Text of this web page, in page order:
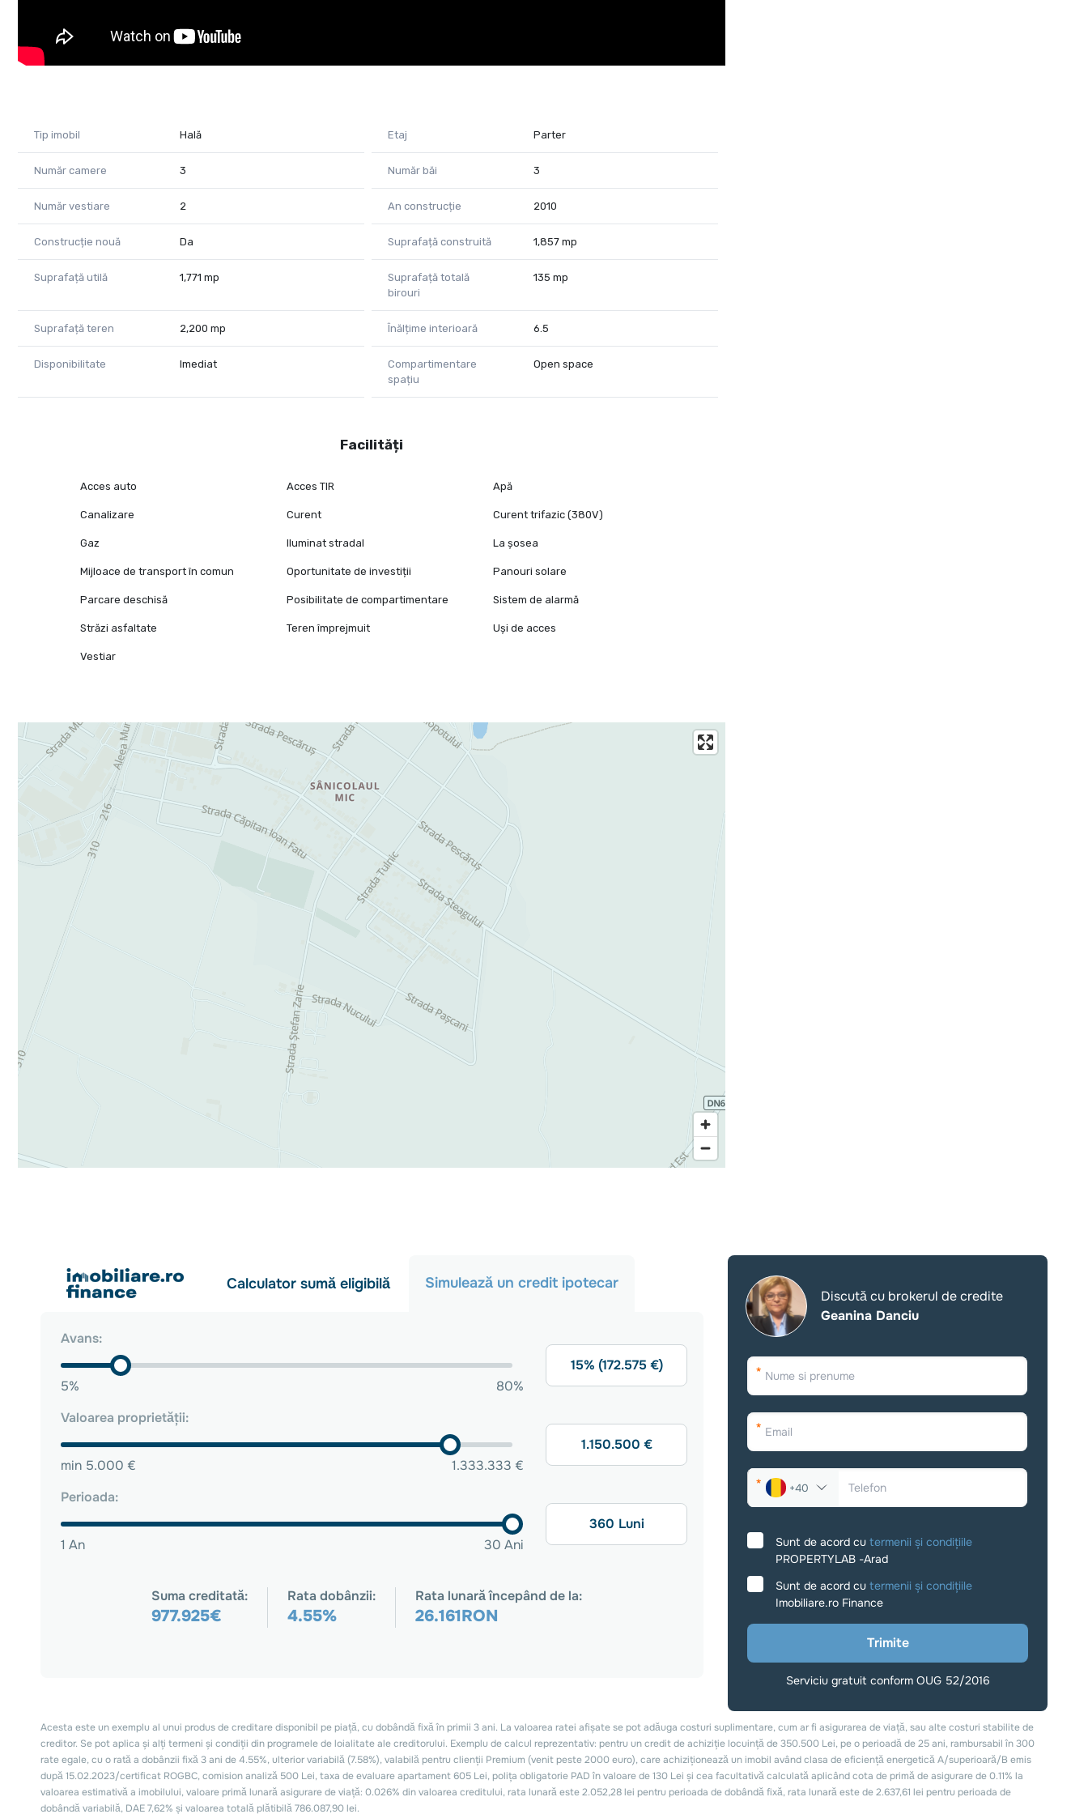
Încălzirea birourilor și a vestiarelor se face cu calorifere electrice.
Energie verde:
Cod Proprietate: CP1721904
Tip imobil Hală Etaj Parter
Număr camere 3 Număr băi 3
Număr vestiare 2 An construcție 2010
Construcție nouă Da Suprafață construită 1,857 mp
Suprafață utilă 1,771 mp
Suprafață totală
birouri
135 mp
Suprafață teren 2,200 mp Înălțime interioară 6.5
Disponibilitate Imediat
Compartimentare
spațiu
Open space
Facilități
Acces auto Acces TIR Apă
Canalizare Curent Curent trifazic (380V)
Gaz Iluminat stradal La șosea
Mijloace de transport în comun Oportunitate de investiții Panouri solare
Parcare deschisă Posibilitate de compartimentare Sistem de alarmă
Străzi asfaltate Teren împrejmuit Uși de acces
Vestiar